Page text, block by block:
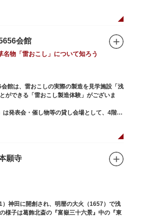
など、お客さまの身近で楽しんでいただける
しています。
会館
名物「雷おこし」について知ろう
館は、雷おこしの実際の製造を見学施設「浅
ができる「雷おこし製造体験」がございま
は発表会・催し物等の貸し会場として、4階は
「貸しスペース」がございます。
願寺
神田に開創され、明暦の大火（1657）で浅
様子は葛飾北斎の『富嶽三十六景』中の『東